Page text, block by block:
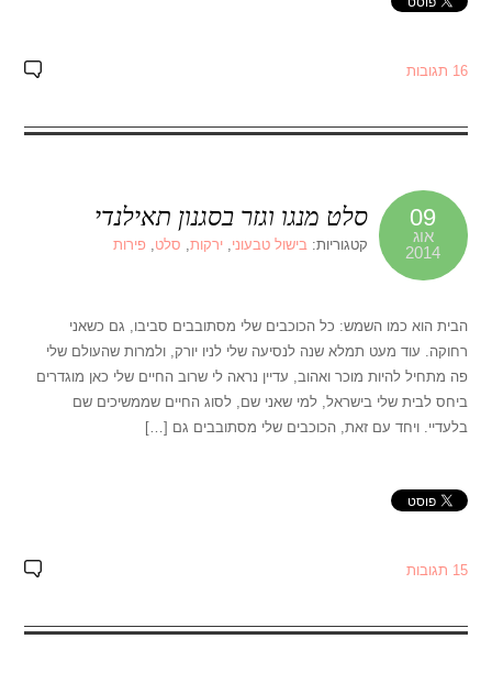
16 תגובות
09
אוג
2014
סלט מנגו וגזר בסגנון תאילנדי
קטגוריות:בישול טבעוני,ירקות, סלט,פירות
הבית הוא כמו השמש: כל הכוכבים שלי מסתובבים סביבו, גם כשאני
רחוקה. עוד מעט תמלא שנה לנסיעה שלי לניו יורק, ולמרות שהעולם שלי
פה מתחיל להיות מוכר ואהוב, עדיין נראה לי שרוב החיים שלי כאן מוגדרים
ביחס לבית שלי בישראל, למי שאני שם, לסוג החיים שממשיכים שם
בלעדיי. ויחד עם זאת, הכוכבים שלי מסתובבים גם […]
15 תגובות